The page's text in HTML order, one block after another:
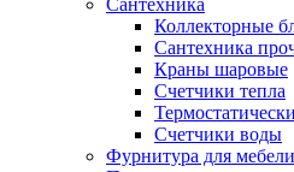
Сантехника
Коллекторные
Сантехника
Краны шаровые
Счетчики тепла
Счетчики воды
Фурнитура для мебели